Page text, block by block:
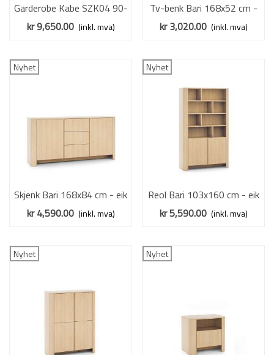
Garderobe Kabe SZK04 90-
120x210 cm - Flere farger
kr 9,650.00 (inkl. mva)
Tv-benk Bari 168x52 cm -
eik - 3 dører
kr 3,020.00 (inkl. mva)
Nyhet
Skjenk Bari 168x84 cm - eik
- 2 dører - 3 skuffer
kr 4,590.00 (inkl. mva)
Nyhet
Reol Bari 103x160 cm - eik
- 2 dører - hyller
kr 5,590.00 (inkl. mva)
Nyhet Nyhet